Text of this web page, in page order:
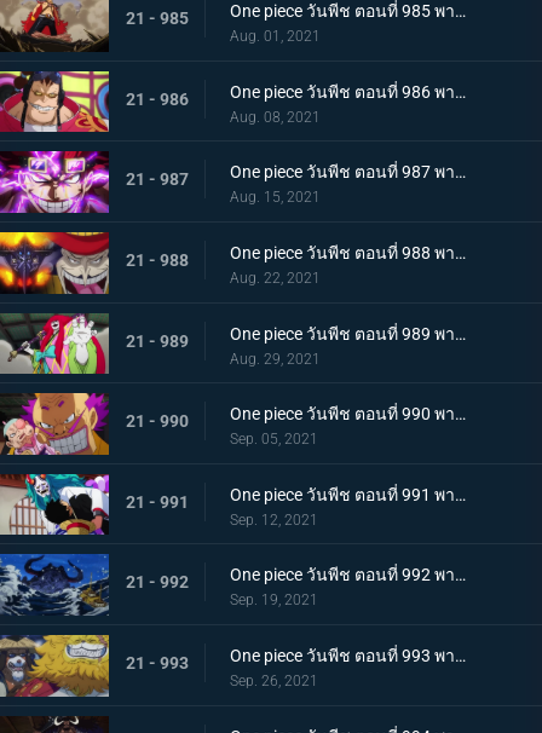
21 - 985 One piece วันพีช ตอนที่ 985 พากย์ไทย ความรู้สึกถึงโอทามะ หนึ่งหมัดแห่งความโกรธของลูฟี่
Aug. 01, 2021
21 - 986 One piece วันพีช ตอนที่ 986 พากย์ไทย ดนตรีต่อสู้ พลังที่จู่โจมใส่ลูฟี่
Aug. 08, 2021
21 - 987 One piece วันพีช ตอนที่ 987 พากย์ไทย ฝันแตกสลาย กับดักล่อลวงซันจิ
Aug. 15, 2021
21 - 988 One piece วันพีช ตอนที่ 988 พากย์ไทย กำลังเสริมมาถึง! หัวหน้าหน่วยกลุ่มโจรสลัดหนวดขาว
Aug. 22, 2021
21 - 989 One piece วันพีช ตอนที่ 989 พากย์ไทย คำสาบานของบุรุษ! บราคิโอ้แทงก์สู้ดุเดือด
Aug. 29, 2021
21 - 990 One piece วันพีช ตอนที่ 990 พากย์ไทย ฟ้าสนั่น 8 ทิศ! ลูกชายไคโดปรากฏตัว
Sep. 05, 2021
21 - 991 One piece วันพีช ตอนที่ 991 พากย์ไทย เป็นศัตรูหรือเป็นมิตร? ลูฟี่กับยามาโตะ
Sep. 12, 2021
21 - 992 One piece วันพีช ตอนที่ 992 พากย์ไทย อยากจะเป็นโอเด้ง ความรู้สึกของยามาโตะ
Sep. 19, 2021
21 - 993 One piece วันพีช ตอนที่ 993 พากย์ไทย ระเบิด! พันธนาการที่มัดอิสระของยามาโตะ
Sep. 26, 2021